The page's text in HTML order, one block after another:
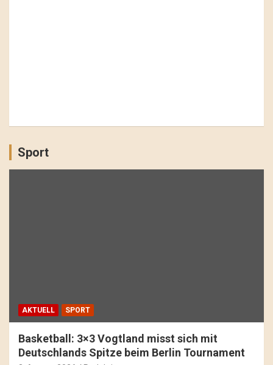
Sport
AKTUELL SPORT
Basketball: 3×3 Vogtland misst sich mit
Deutschlands Spitze beim Berlin Tournament